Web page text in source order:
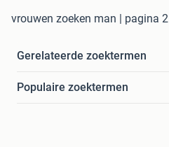
vrouwen zoeken man | pagina 2
Gerelateerde zoektermen
Populaire zoektermen